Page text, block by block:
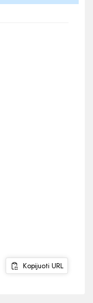
Kopijuoti URL